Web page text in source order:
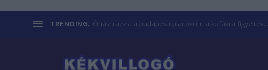
TRENDING: Óriási razzia a budapesti piacokon, a kofákra figyeltek...